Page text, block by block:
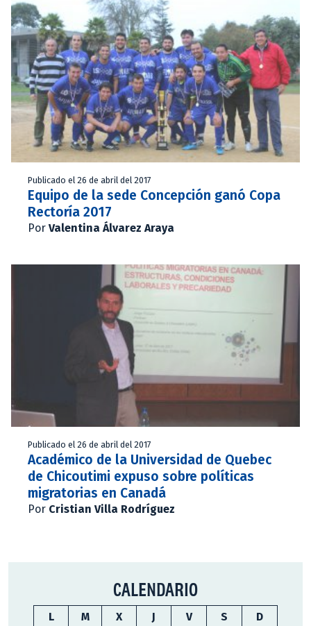
Publicado el 26 de abril del 2017
Equipo de la sede Concepción ganó Copa
Rectoría 2017
Por Valentina Álvarez Araya
Publicado el 26 de abril del 2017
Académico de la Universidad de Quebec
de Chicoutimi expuso sobre políticas
migratorias en Canadá
Por Cristian Villa Rodríguez
CALENDARIO
L M X J V S
D